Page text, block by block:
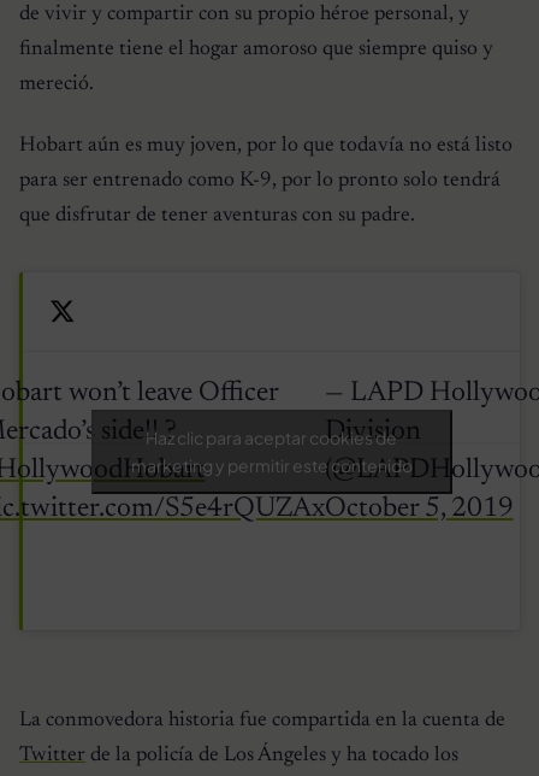
de vivir y compartir con su propio héroe personal, y
finalmente tiene el hogar amoroso que siempre quiso y
mereció.
Hobart aún es muy joven, por lo que todavía no está listo
para ser entrenado como K-9, por lo pronto solo tendrá
que disfrutar de tener aventuras con su padre.
won’t leave Officer
side!! ?
S5e4rQUZAx
— LAPD
Division
October 5, 2019
Haz clic para aceptar cookies de
marketing y permitir este contenido
La conmovedora historia fue compartida en la cuenta de
Twitter de la policía de Los Ángeles y ha tocado los